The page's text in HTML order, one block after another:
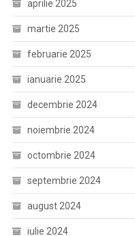
aprilie 2025
martie 2025
februarie 2025
ianuarie 2025
decembrie 2024
noiembrie 2024
octombrie 2024
septembrie 2024
august 2024
iulie 2024